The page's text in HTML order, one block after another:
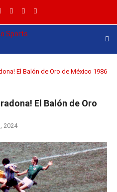
El Balón de Oro de México 1986
El Balón de Oro
2024